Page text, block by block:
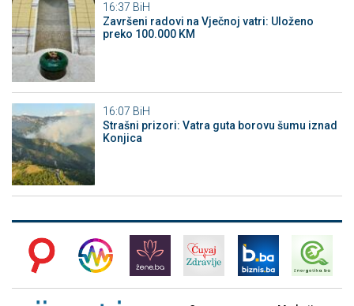
16:37 BiH
Završeni radovi na Vječnoj vatri: Uloženo
preko 100.000 KM
16:07 BiH
Strašni prizori: Vatra guta borovu šumu iznad
Konjica